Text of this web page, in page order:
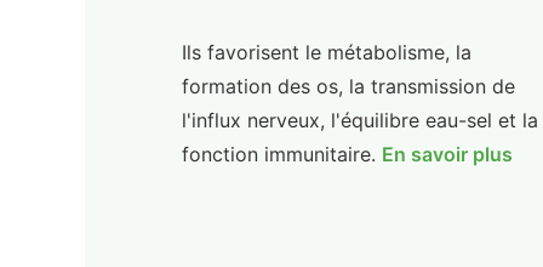
Ils favorisent le métabolisme, la
formation des os, la transmission de
l'influx nerveux, l'équilibre eau-sel et la
fonction immunitaire. En savoir plus